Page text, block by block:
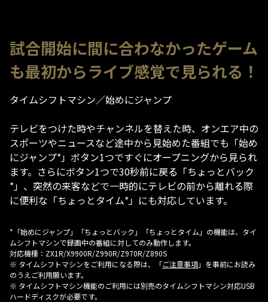
試合開始に間に合わなかったゲーム
も最初からライブ感覚で見られる！
タイムシフトマシン／始めにジャンプ
テレビをつけた時やチャンネルを替えた時、オンエア中の
スポーツやニュースなど途中から見始めた番組でも「始め
にジャンプ*」ボタン1つですぐにオープニングから見られ
ます。さらにボタン1つで30秒前に戻る「ちょっとバック
*」、突然の来客などで一時的にテレビの前から離れる際
に便利な「ちょっとタイム*」にも対応しています。
*「始めにジャンプ」「ちょっとバック」「ちょっとタイム」の機能は、タイ
ムシフトマシンで録画中の番組に対してのみ動作します。
対応機種：ZX1R/X9900R/Z990R/Z970R/Z890S
※ タイムシフトマシンをご利用になる際は、「ご注意事項」を事前にお読み
のうえご利用願います。
※ タイムシフトマシン機能のご利用には別売のタイムシフトマシン対応USB
ハードディスクが必要です。